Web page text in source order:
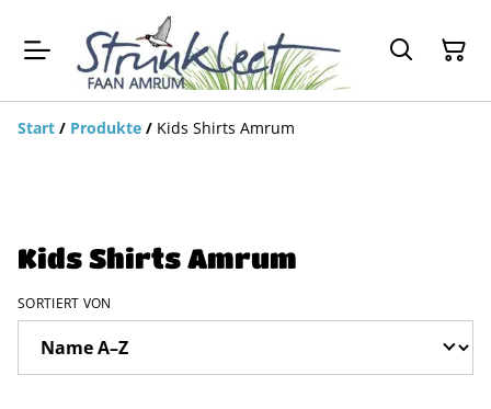
Start / Produkte / Kids Shirts Amrum
Kids Shirts Amrum
SORTIERT VON